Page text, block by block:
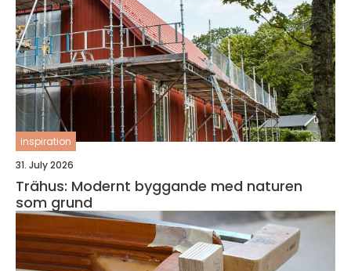
inspiration
31. July 2026
Trähus: Modernt byggande med naturen
som grund